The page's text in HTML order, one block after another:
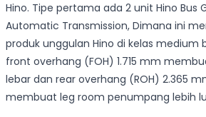
Hino. Tipe pertama ada 2 unit Hino Bus
Automatic Transmission, Dimana ini
produk unggulan Hino di kelas medium
front overhang (FOH) 1.715 mm
lebar dan rear overhang (ROH) 2.365
membuat leg room penumpang lebih